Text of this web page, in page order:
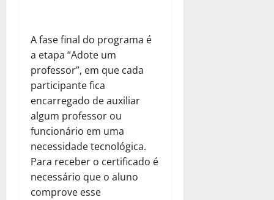
A fase final do programa é
a etapa “Adote um
professor”, em que cada
participante fica
encarregado de auxiliar
algum professor ou
funcionário em uma
necessidade tecnológica.
Para receber o certificado é
necessário que o aluno
comprove esse